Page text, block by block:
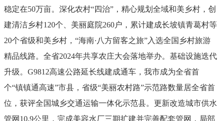
稳定在50万亩。 深化农村“四治”， 精心规划全域和美乡村，创
建清洁乡村120个、美丽庭院260户，累计建成长坡镇青葛村等
20个省级和美乡村， “海南·八方留客之旅”入选全国乡村旅游
精品线路。全省2024年共享农庄大会落地举办。 基础设施迭代
升级。 G9812高速公路延长线建成通车，我市成为全省首
个“镇镇通高速”市县，省级“美丽农村路”示范路数量居全省首
位，获评全国城乡交通运输一体化示范县。更新改造城市供水
管网 10.9公里，完成美容水厂三期扩建并完善配套管网，局部